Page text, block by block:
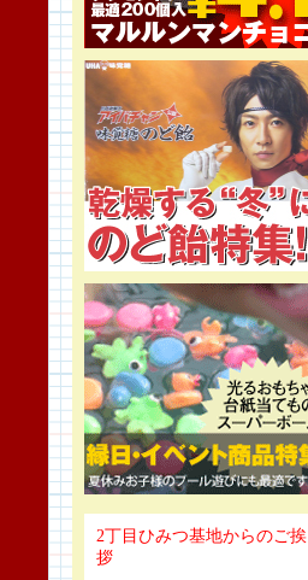
2丁目ひみつ基地からのご挨
拶